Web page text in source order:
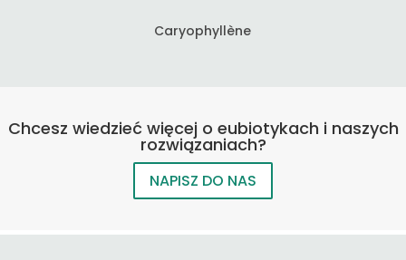
Caryophyllène
Chcesz wiedzieć więcej o eubiotykach i naszych
rozwiązaniach?
NAPISZ DO NAS